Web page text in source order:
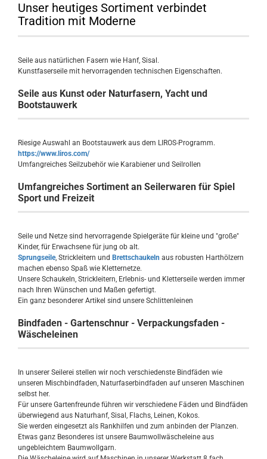
Unser heutiges Sortiment verbindet
Tradition mit Moderne
Seile aus natürlichen Fasern wie Hanf, Sisal.
Kunstfaserseile mit hervorragenden technischen Eigenschaften.
Seile aus Kunst oder Naturfasern, Yacht und
Bootstauwerk
Riesige Auswahl an Bootstauwerk aus dem LIROS-Programm.
https://www.liros.com/
Umfangreiches Seilzubehör wie Karabiener und Seilrollen
Umfangreiches Sortiment an Seilerwaren für Spiel
Sport und Freizeit
Seile und Netze sind hervorragende Spielgeräte für kleine und "große"
Kinder, für Erwachsene für jung ob alt.
Sprungseile, Strickleitern und Brettschaukeln aus robusten Harthölzern
machen ebenso Spaß wie Kletternetze.
Unsere Schaukeln, Strickleitern, Erlebnis- und Kletterseile werden immer
nach Ihren Wünschen und Maßen gefertigt.
Ein ganz besonderer Artikel sind unsere Schlittenleinen
Bindfaden - Gartenschnur - Verpackungsfaden -
Wäscheleinen
In unserer Seilerei stellen wir noch verschiedenste Bindfäden wie
unseren Mischbindfaden, Naturfaserbindfaden auf unseren Maschinen
selbst her.
Für unsere Gartenfreunde führen wir verschiedene Fäden und Bindfäden
überwiegend aus Naturhanf, Sisal, Flachs, Leinen, Kokos.
Sie werden eingesetzt als Rankhilfen und zum anbinden der Planzen.
Etwas ganz Besonderes ist unsere Baumwollwäscheleine aus
ungebleichtem Baumwollgarn.